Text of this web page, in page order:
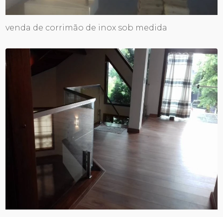
venda de corrimão de inox sob medida